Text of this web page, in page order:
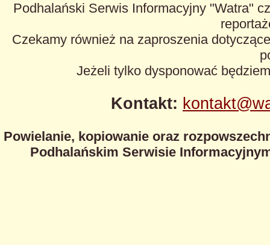
Podhalański Serwis Informacyjny "Watra"
Czekamy również na zaproszenia
Jeżeli tylko dysponować
Kontakt:
Powielanie, kopiowanie oraz
Podhalańskim Serwisie